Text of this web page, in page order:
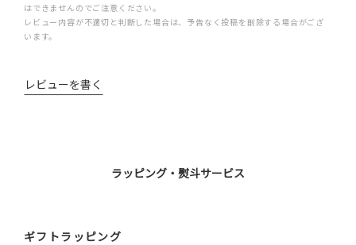
はできませんのでご注意ください。
レビュー内容が不適切と判断した場合は、予告なく投稿を削除する場合がござ
います。
レビューを書く
ラッピング・熨斗サービス
ギフトラッピング